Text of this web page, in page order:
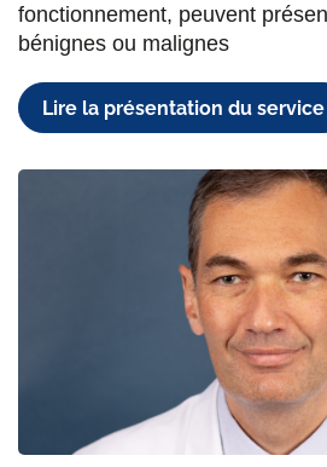
fonctionnement, peuvent
bénignes ou malignes
Lire la présentation du service